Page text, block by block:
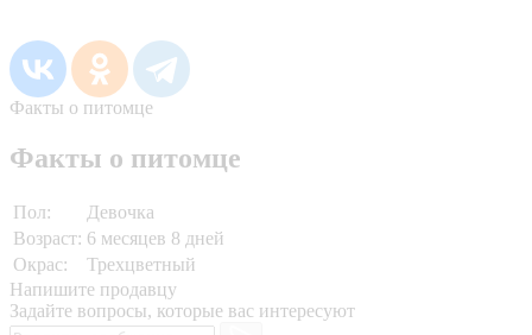
Факты о питомце
Факты о питомце
Пол:
Девочка
Возраст: 6 месяцев 8 дней
Окрас:
Трехцветный
Напишите продавцу
Задайте вопросы, которые вас интересуют